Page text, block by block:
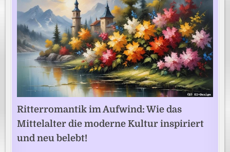
Ritterromantik im Aufwind: Wie das
Mittelalter die moderne Kultur inspiriert
und neu belebt!